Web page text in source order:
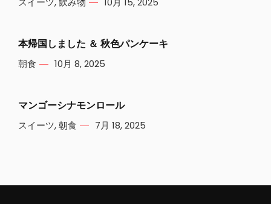
本帰国しました ＆ 秋色パンケーキ
朝食 10月 8, 2025
マンゴーシナモンロール
スイーツ,朝食 7月 18, 2025